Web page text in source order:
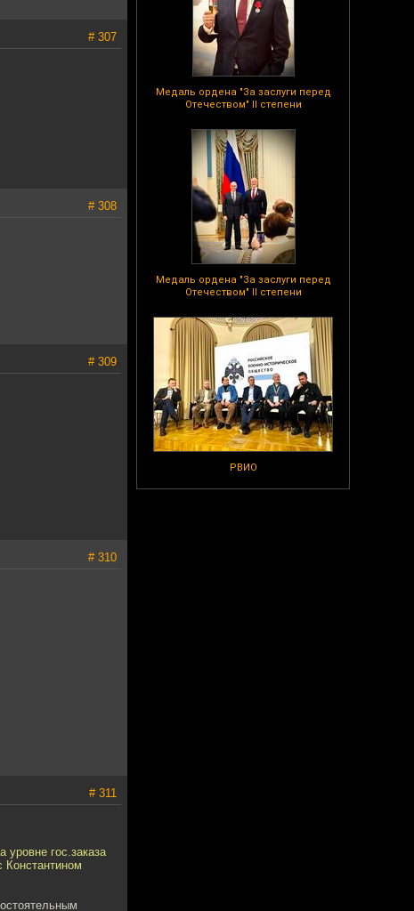
Медаль ордена "За заслуги перед
Отечеством" II степени
Медаль ордена "За заслуги перед
Отечеством" II степени
РВИО
# 307
# 308
# 309
# 310
# 311
гос.заказа
Константином